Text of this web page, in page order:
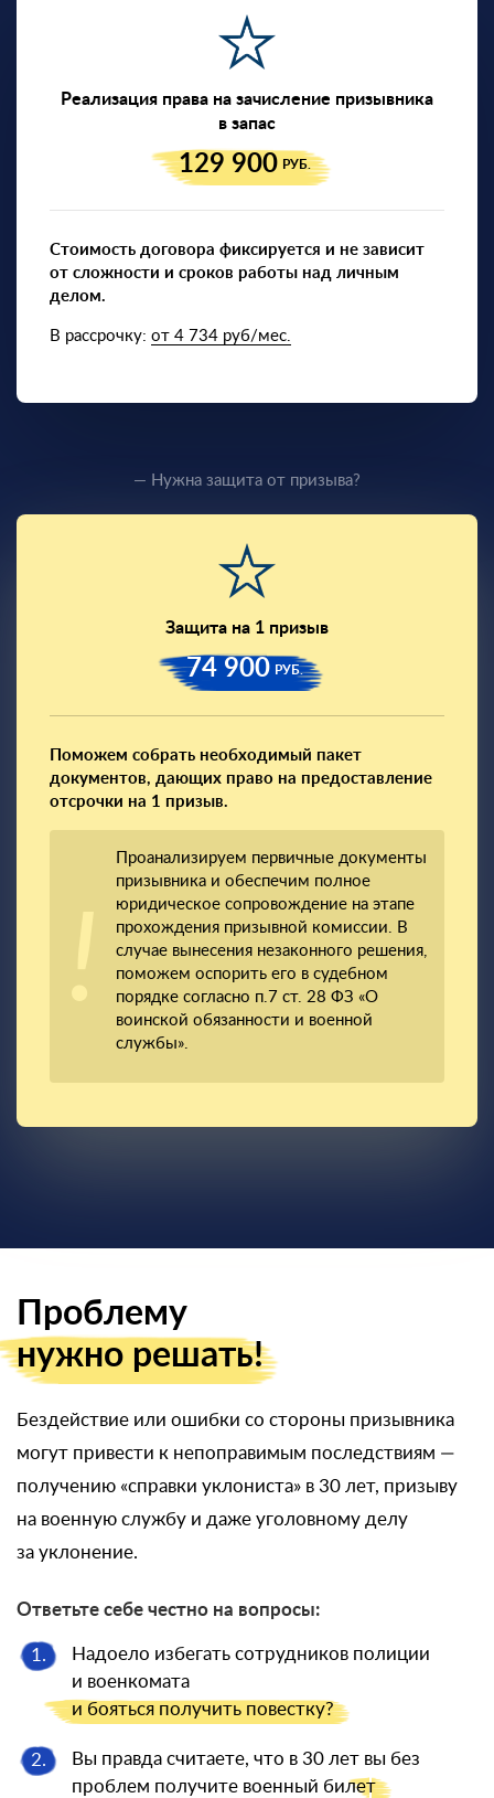
Реализация права на зачисление призывника
в запас
129 900 РУБ.
Стоимость договора фиксируется и не зависит
от сложности и сроков работы над личным
делом.
В рассрочку: от 4 734 руб/мес.
— Нужна защита от призыва?
Защита на 1 призыв
74 900 РУБ.
Поможем собрать необходимый пакет
документов, дающих право на предоставление
отсрочки на 1 призыв.
Проанализируем первичные документы
призывника и обеспечим полное
юридическое сопровождение на этапе
прохождения призывной комиссии. В
случае вынесения незаконного решения,
поможем оспорить его в судебном
порядке согласно п.7 ст. 28 ФЗ «О
воинской обязанности и военной
службы».
Проблему
нужно решать!
Бездействие или ошибки со стороны призывника
могут привести к непоправимым последствиям —
получению «справки уклониста» в 30 лет, призыву
на военную службу и даже уголовному делу
за уклонение.
Ответьте себе честно на вопросы:
1.
Надоело избегать сотрудников полиции
и военкомата
и бояться получить повестку?
2.
Вы правда считаете, что в 30 лет вы без
проблем получите военный билет